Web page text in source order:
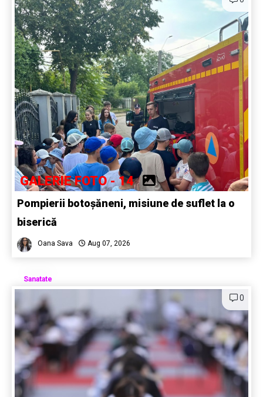
GALERIE FOTO - 14
Pompierii botoșăneni, misiune de suflet la o
biserică
Oana Sava Aug 07, 2026
Sanatate
0